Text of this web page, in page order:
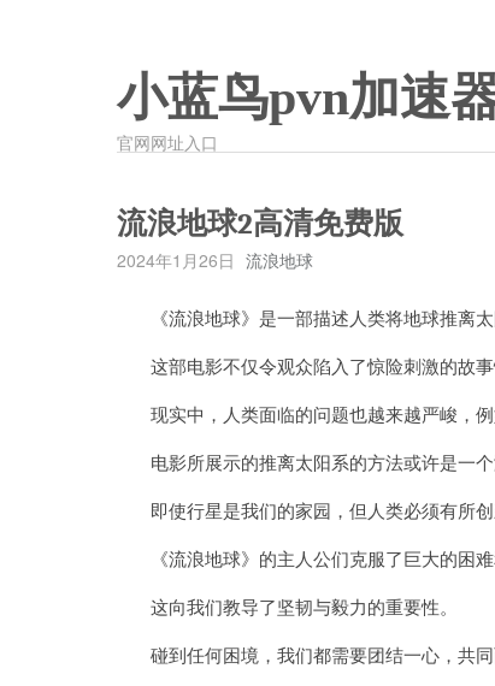
小蓝鸟pvn加速
官网网址入口
流浪地球2高清免费版
2024年1月26日 流浪地球
《流浪地球》是一部描述人类将地球推离太
这部电影不仅令观众陷入了惊险刺激的故事
现实中，人类面临的问题也越来越严峻，例
电影所展示的推离太阳系的方法或许是一个
即使行星是我们的家园，但人类必须有所创
《流浪地球》的主人公们克服了巨大的困难
这向我们教导了坚韧与毅力的重要性。
碰到任何困境，我们都需要团结一心，共同